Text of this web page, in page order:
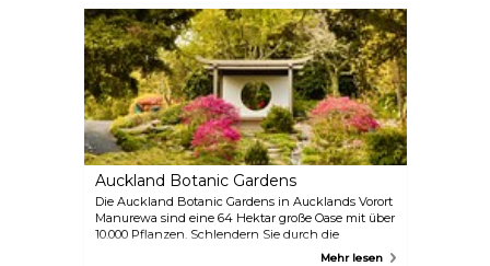
Tierbegegnungen, Einblicke hinter die Kulissen
und vieles mehr.
Auckland Botanic Gardens
Die Auckland Botanic Gardens in Aucklands Vorort
Manurewa sind eine 64 Hektar große Oase mit über
10.000 Pflanzen. Schlendern Sie durch die
thematischen Gärten, machen Sie eine Pause an
Mehr lesen